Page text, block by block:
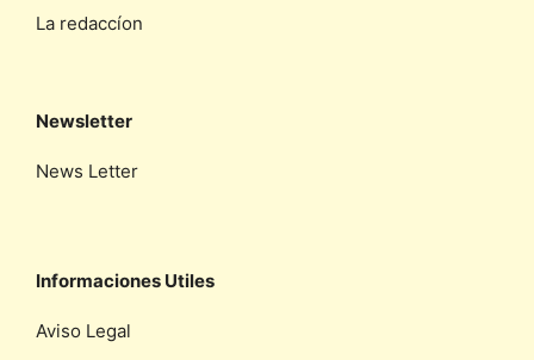
La redaccíon
Newsletter
News Letter
Informaciones Utiles
Aviso Legal